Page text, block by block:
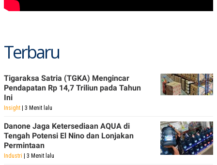
Terbaru
Tigaraksa Satria (TGKA) Mengincar
Pendapatan Rp 14,7 Triliun pada Tahun
Ini
Insight | 3 Menit lalu
Danone Jaga Ketersediaan AQUA di
Tengah Potensi El Nino dan Lonjakan
Permintaan
Industri | 3 Menit lalu